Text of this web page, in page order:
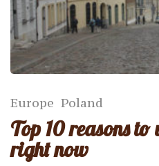
Europe Poland
Top 10 reasons
right now